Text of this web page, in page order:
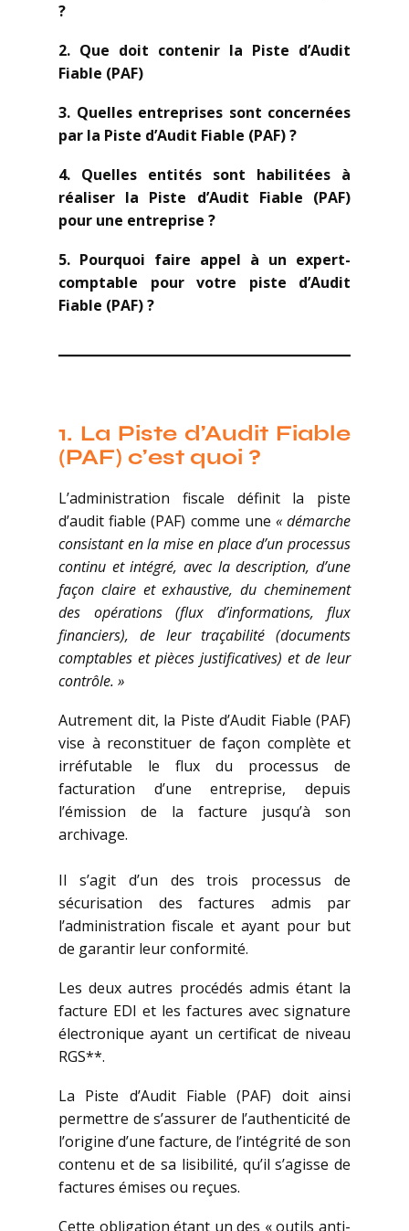
?
2. Que doit contenir la Piste d’Audit
Fiable (PAF)
3. Quelles entreprises sont concernées
par la Piste d’Audit Fiable (PAF) ?
4. Quelles entités sont habilitées à
réaliser la Piste d’Audit Fiable (PAF)
pour une entreprise ?
5. Pourquoi faire appel à un expert-
comptable pour votre piste d’Audit
Fiable (PAF) ?
1. La Piste d’Audit Fiable
(PAF) c’est quoi ?
L’administration fiscale définit la piste
d’audit fiable (PAF) comme une « démarche
consistant en la mise en place d’un processus
continu et intégré, avec la description, d’une
façon claire et exhaustive, du cheminement
des opérations (flux d’informations, flux
financiers), de leur traçabilité (documents
comptables et pièces justificatives) et de leur
contrôle. »
Autrement dit, la Piste d’Audit Fiable (PAF)
vise à reconstituer de façon complète et
irréfutable le flux du processus de
facturation d’une entreprise, depuis
l’émission de la facture jusqu’à son
archivage.
Il s’agit d’un des trois processus de
sécurisation des factures admis par
l’administration fiscale et ayant pour but
de garantir leur conformité.
Les deux autres procédés admis étant la
facture EDI et les factures avec signature
électronique ayant un certificat de niveau
RGS**.
La Piste d’Audit Fiable (PAF) doit ainsi
permettre de s’assurer de l’authenticité de
l’origine d’une facture, de l’intégrité de son
contenu et de sa lisibilité, qu’il s’agisse de
factures émises ou reçues.
Cette obligation étant un des « outils anti-